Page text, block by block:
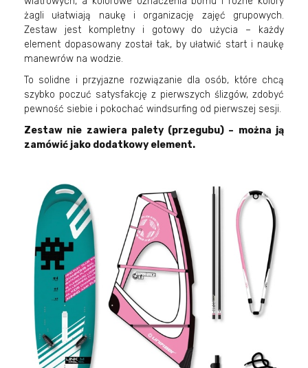
żagli ułatwiają naukę i organizację zajęć grupowych.
Zestaw jest kompletny i gotowy do użycia – każdy
element dopasowany został tak, by ułatwić start i naukę
manewrów na wodzie.
To solidne i przyjazne rozwiązanie dla osób, które chcą
szybko poczuć satysfakcję z pierwszych ślizgów, zdobyć
pewność siebie i pokochać windsurfing od pierwszej sesji.
Zestaw nie zawiera palety (przegubu) – można ją
zamówić jako dodatkowy element.